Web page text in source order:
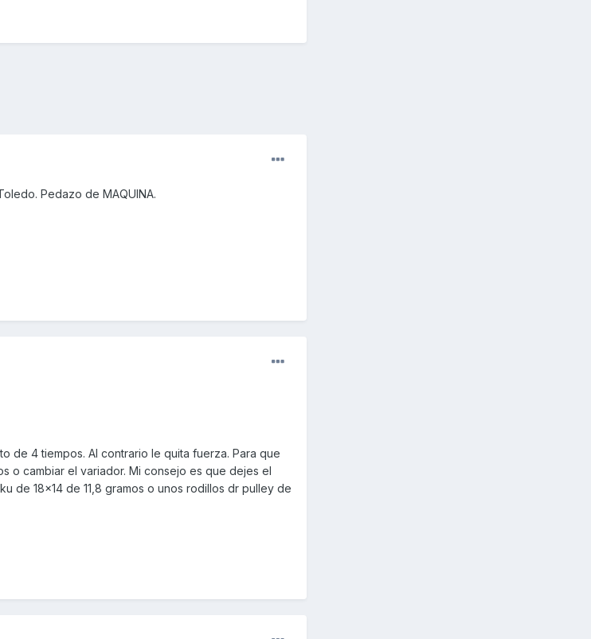
Pedazo de MAQUINA.
de 4 tiempos. Al contrario le quita fuerza. Para que
o cambiar el variador. Mi consejo es que dejes el
de 18x14 de 11,8 gramos o unos rodillos dr pulley de